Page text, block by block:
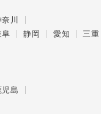
奈川
阜 静岡 愛知
三重
児島